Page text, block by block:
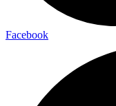
Facebook